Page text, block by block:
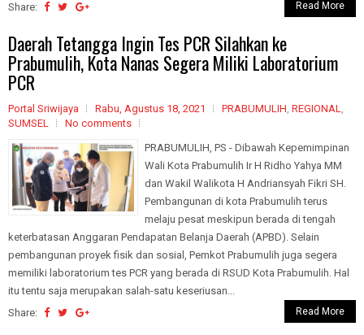
Share:
Read More
Daerah Tetangga Ingin Tes PCR Silahkan ke
Prabumulih, Kota Nanas Segera Miliki Laboratorium
PCR
Portal Sriwijaya Rabu, Agustus 18, 2021 PRABUMULIH, REGIONAL,
SUMSEL
No comments
PRABUMULIH, PS - Dibawah Kepemimpinan
Wali Kota Prabumulih Ir H Ridho Yahya MM
dan Wakil Walikota H Andriansyah Fikri SH.
Pembangunan di kota Prabumulih terus
melaju pesat meskipun berada di tengah
keterbatasan Anggaran Pendapatan Belanja Daerah (APBD). Selain
pembangunan proyek fisik dan sosial, Pemkot Prabumulih juga segera
memiliki laboratorium tes PCR yang berada di RSUD Kota Prabumulih. Hal
itu tentu saja merupakan salah-satu keseriusan...
Share:
Read More